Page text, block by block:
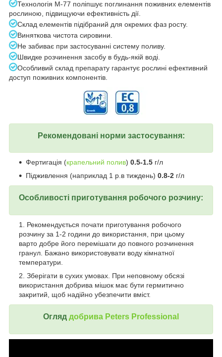
Технологія М-77 поліпшує поглинання поживних елементів
рослиною, підвищуючи ефективність дії.
​​​​​​Склад елементів підібраний для окремих фаз росту.
Виняткова чистота сировини.
Не забиває при застосуванні систему поливу.
Швидке розчинення засобу в будь-якій воді.
Особливий склад препарату гарантує рослині ефективний
доступ поживних компонентів.
Рекомендовані норми застосування:
Фертигація (крапельний полив) 0.5-1.5 г/л
Підживлення (наприклад 1 р.в тиждень) 0.8-2 г/л
Особливості приготування робочого розчину:
Рекомендується почати приготування робочого
розчину за 1-2 години до використання, при цьому
варто добре його перемішати до повного розчинення
гранул. Бажано використовувати воду кімнатної
температури.
Зберігати в сухих умовах. При неповному обсязі
використання добрива мішок має бути гермитично
закритий, щоб надійно убезпечити вміст.
Огляд добрива Peters Professional